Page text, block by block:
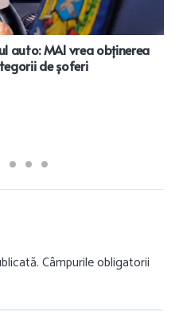
auto: MAI vrea obținerea
de șoferi
Câmpurile obligatorii